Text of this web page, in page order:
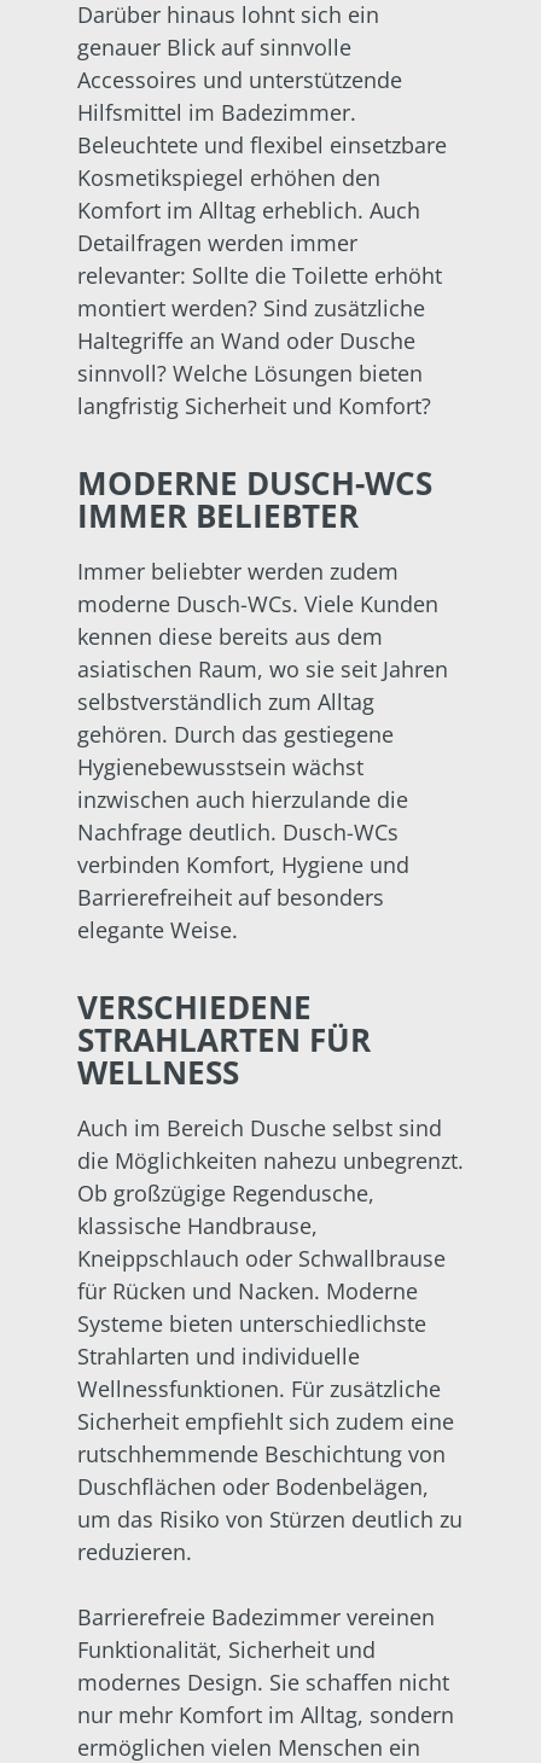
Darüber hinaus lohnt sich ein
genauer Blick auf sinnvolle
Accessoires und unterstützende
Hilfsmittel im Badezimmer.
Beleuchtete und flexibel einsetzbare
Kosmetikspiegel erhöhen den
Komfort im Alltag erheblich. Auch
Detailfragen werden immer
relevanter: Sollte die Toilette erhöht
montiert werden? Sind zusätzliche
Haltegriffe an Wand oder Dusche
sinnvoll? Welche Lösungen bieten
langfristig Sicherheit und Komfort?
MODERNE DUSCH-WCS
IMMER BELIEBTER
Immer beliebter werden zudem
moderne Dusch-WCs. Viele Kunden
kennen diese bereits aus dem
asiatischen Raum, wo sie seit Jahren
selbstverständlich zum Alltag
gehören. Durch das gestiegene
Hygienebewusstsein wächst
inzwischen auch hierzulande die
Nachfrage deutlich. Dusch-WCs
verbinden Komfort, Hygiene und
Barrierefreiheit auf besonders
elegante Weise.
VERSCHIEDENE
STRAHLARTEN FÜR
WELLNESS
Auch im Bereich Dusche selbst sind
die Möglichkeiten nahezu unbegrenzt.
Ob großzügige Regendusche,
klassische Handbrause,
Kneippschlauch oder Schwallbrause
für Rücken und Nacken. Moderne
Systeme bieten unterschiedlichste
Strahlarten und individuelle
Wellnessfunktionen. Für zusätzliche
Sicherheit empfiehlt sich zudem eine
rutschhemmende Beschichtung von
Duschflächen oder Bodenbelägen,
um das Risiko von Stürzen deutlich zu
reduzieren.
Barrierefreie Badezimmer vereinen
Funktionalität, Sicherheit und
modernes Design. Sie schaffen nicht
nur mehr Komfort im Alltag, sondern
ermöglichen vielen Menschen ein